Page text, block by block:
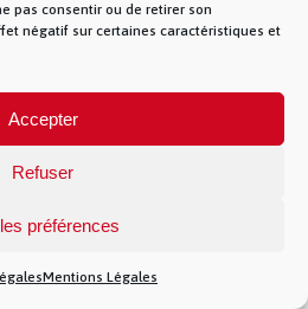
pas consentir ou de retirer son
négatif sur certaines caractéristiques et
Accepter
Refuser
préférences
Mentions Légales
–Mentions Légales– 5
– 69380 Lissieu – 04 28 28 28